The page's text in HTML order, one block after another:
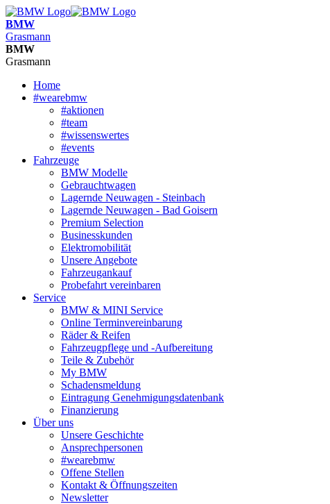
BMW
Grasmann
BMW
Grasmann
Home
#wearebmw
#aktionen
#team
#wissenswertes
#events
Fahrzeuge
BMW Modelle
Gebrauchtwagen
Lagernde Neuwagen - Steinbach
Lagernde Neuwagen - Bad Goisern
Premium Selection
Businesskunden
Elektromobilität
Unsere Angebote
Fahrzeugankauf
Probefahrt vereinbaren
Service
BMW & MINI Service
Online Terminvereinbarung
Räder & Reifen
Fahrzeugpflege und -Aufbereitung
Teile & Zubehör
My BMW
Schadensmeldung
Eintragung Genehmigungsdatenbank
Finanzierung
Über uns
Unsere Geschichte
Ansprechpersonen
#wearebmw
Offene Stellen
Kontakt & Öffnungszeiten
Newsletter